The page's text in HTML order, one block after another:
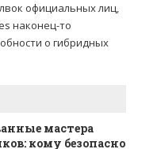
официальных лиц,
наконец-то
о гибридных
мастера
кому безопасно